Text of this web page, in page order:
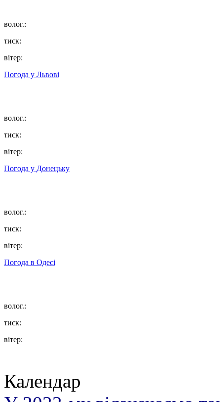
волог.:
тиск:
вітер:
Погода у Львові
волог.:
тиск:
вітер:
Погода у Донецьку
волог.:
тиск:
вітер:
Погода в Одесі
волог.:
тиск:
вітер:
Календар